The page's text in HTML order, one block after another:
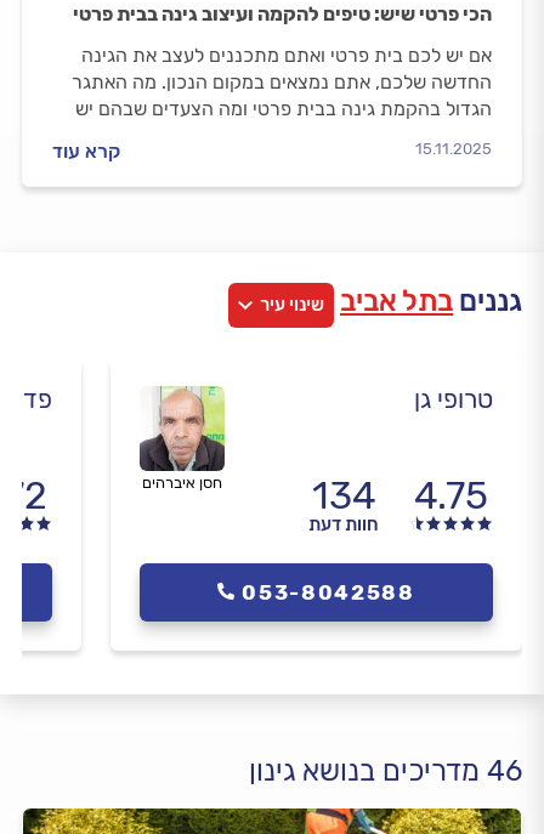
הכי פרטי שיש: טיפים להקמה ועיצוב גינה בבית פרטי
אם יש לכם בית פרטי ואתם מתכננים לעצב את הגינה
החדשה שלכם, אתם נמצאים במקום הנכון. מה האתגר
הגדול בהקמת גינה בבית פרטי ומה הצעדים שבהם יש
15.11.2025 קרא עוד
גננים בתל אביב שינוי עיר
טרופי גן
4.75
134
חוות דעת
חסן איברהים
053-8042588
46 מדריכים בנושא גינון